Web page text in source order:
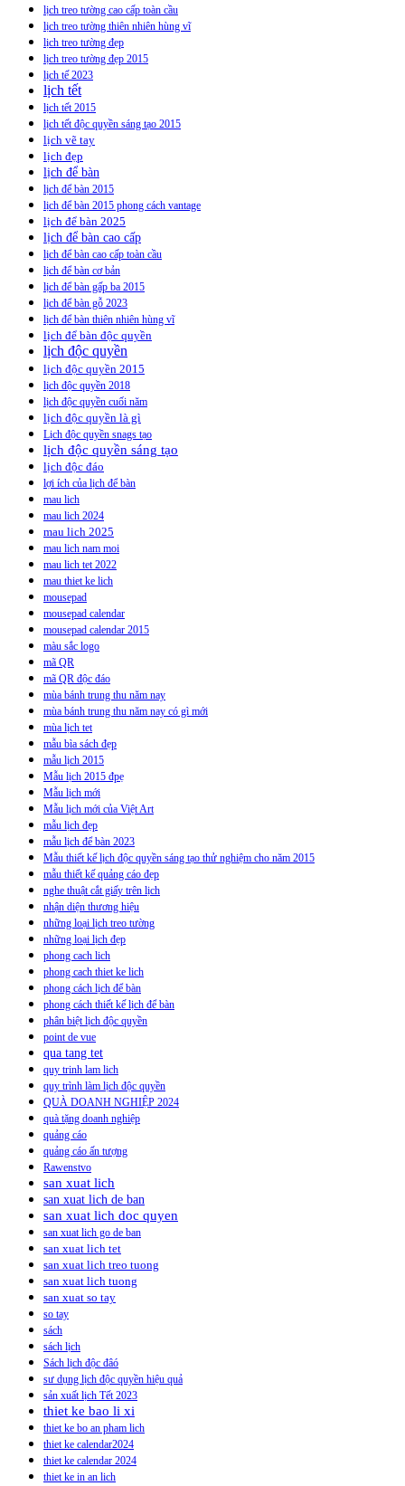
lịch treo tường cao cấp toàn cầu
lịch treo tường thiên nhiên hùng vĩ
lịch treo tường đẹp
lịch treo tường đẹp 2015
lịch tế 2023
lịch tết
lịch tết 2015
lịch tết độc quyền sáng tạo 2015
lịch vẽ tay
lịch đẹp
lịch để bàn
lịch để bàn 2015
lịch để bàn 2015 phong cách vantage
lịch để bàn 2025
lịch để bàn cao cấp
lịch để bàn cao cấp toàn cầu
lịch để bàn cơ bản
lịch để bàn gấp ba 2015
lịch để bàn gỗ 2023
lịch để bàn thiên nhiên hùng vĩ
lịch để bàn độc quyền
lịch độc quyền
lịch độc quyền 2015
lịch độc quyền 2018
lịch độc quyền cuối năm
lịch độc quyền là gì
Lịch độc quyền snags tạo
lịch độc quyền sáng tạo
lịch độc đáo
lợi ích của lịch để bàn
mau lich
mau lich 2024
mau lich 2025
mau lich nam moi
mau lich tet 2022
mau thiet ke lich
mousepad
mousepad calendar
mousepad calendar 2015
màu sắc logo
mã QR
mã QR độc đáo
mùa bánh trung thu năm nay
mùa bánh trung thu năm nay có gì mới
mùa lịch tet
mẫu bìa sách đẹp
mẫu lịch 2015
Mẫu lịch 2015 đpẹ
Mẫu lịch mới
Mẫu lịch mới của Việt Art
mẫu lịch đẹp
mẫu lịch để bàn 2023
Mẫu thiết kế lịch độc quyền sáng tạo thử nghiệm cho năm 2015
mẫu thiết kế quảng cáo đẹp
nghe thuật cắt giấy trên lịch
nhận diện thương hiệu
những loại lịch treo tường
những loại lịch đẹp
phong cach lich
phong cach thiet ke lich
phong cách lịch để bàn
phong cách thiết kế lịch để bàn
phân biệt lịch độc quyền
point de vue
qua tang tet
quy trinh lam lich
quy trình làm lịch độc quyền
QUÀ DOANH NGHIỆP 2024
quà tặng doanh nghiệp
quảng cáo
quảng cáo ấn tượng
Rawenstvo
san xuat lich
san xuat lich de ban
san xuat lich doc quyen
san xuat lich go de ban
san xuat lich tet
san xuat lich treo tuong
san xuat lich tuong
san xuat so tay
so tay
sách
sách lịch
Sách lịch độc đâó
sư dụng lịch độc quyền hiệu quả
sản xuất lịch Tết 2023
thiet ke bao li xi
thiet ke bo an pham lich
thiet ke calendar2024
thiet ke calendar 2024
thiet ke in an lich